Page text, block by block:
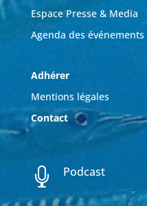
Espace Presse & Media
Agenda des événements
Adhérer
Mentions légales
Contact
 Podcast